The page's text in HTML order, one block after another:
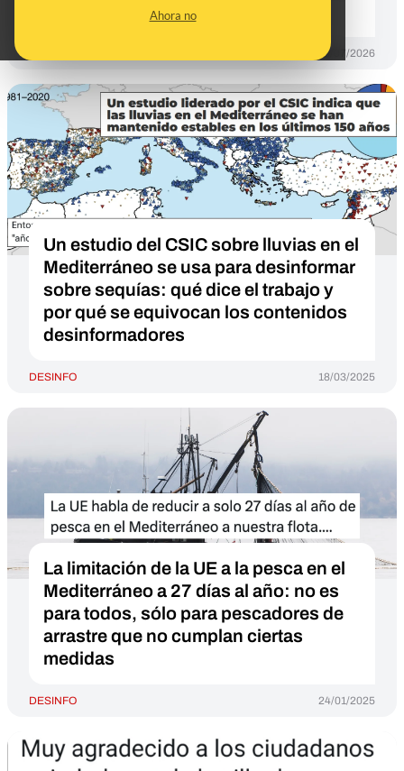
Ahora no
8 de julio de 2026
06/07/2026
Un estudio del CSIC sobre lluvias en el
Mediterráneo se usa para desinformar
sobre sequías: qué dice el trabajo y
por qué se equivocan los contenidos
desinformadores
DESINFO 18/03/2025
La limitación de la UE a la pesca en el
Mediterráneo a 27 días al año: no es
para todos, sólo para pescadores de
arrastre que no cumplan ciertas
medidas
DESINFO 24/01/2025